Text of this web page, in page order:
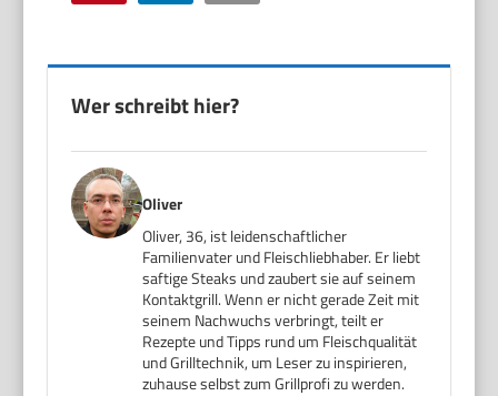
Wer schreibt hier?
Oliver
Oliver, 36, ist leidenschaftlicher
Familienvater und Fleischliebhaber. Er liebt
saftige Steaks und zaubert sie auf seinem
Kontaktgrill. Wenn er nicht gerade Zeit mit
seinem Nachwuchs verbringt, teilt er
Rezepte und Tipps rund um Fleischqualität
und Grilltechnik, um Leser zu inspirieren,
zuhause selbst zum Grillprofi zu werden.